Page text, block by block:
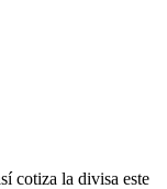
cotiza la divisa este